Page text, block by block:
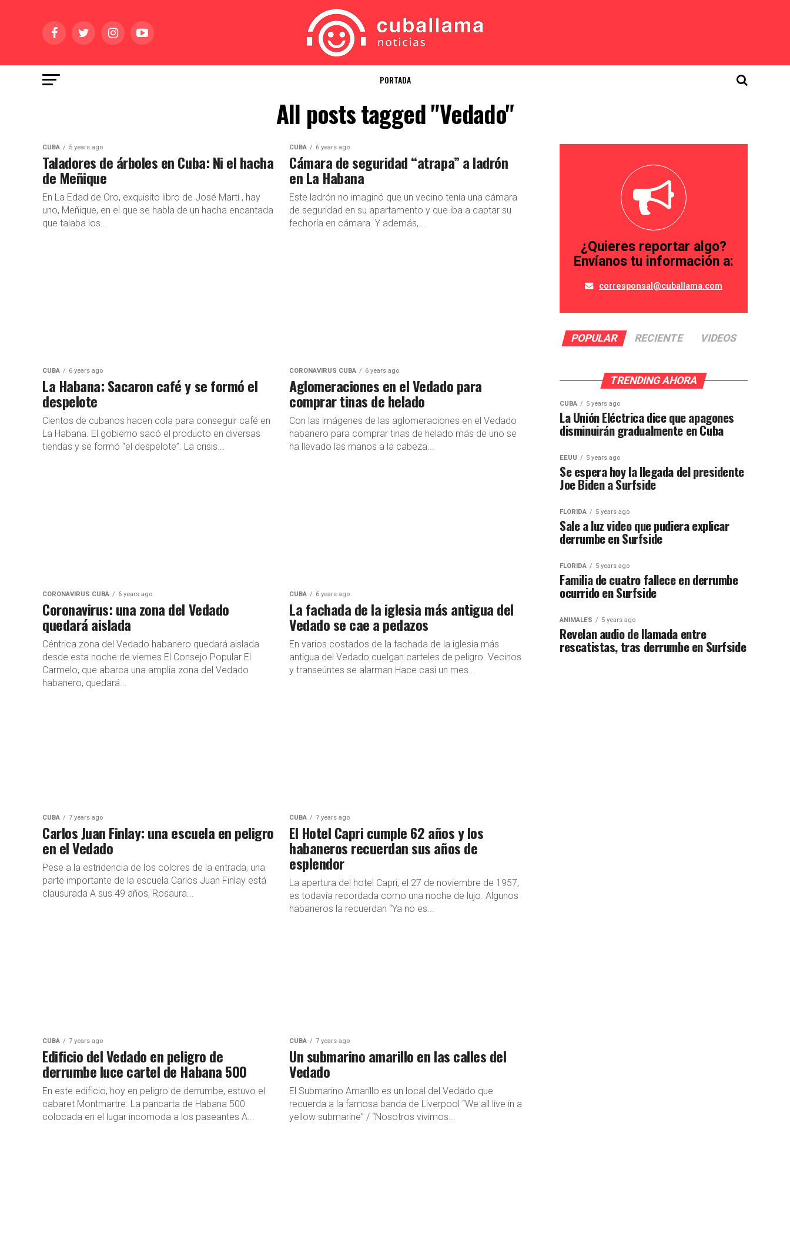
PORTADA
All posts tagged "Vedado"
CUBA 5 years ago
Taladores de árboles en Cuba: Ni el hacha
de Meñique
En La Edad de Oro, exquisito libro de José Martí , hay
uno, Meñique, en el que se habla de un hacha encantada
que talaba los...
CUBA 6 years ago
Cámara de seguridad “atrapa” a ladrón
en La Habana
Este ladrón no imaginó que un vecino tenía una cámara
de seguridad en su apartamento y que iba a captar su
fechoría en cámara. Y además,...
CUBA 6 years ago
La Habana: Sacaron café y se formó el
despelote
Cientos de cubanos hacen cola para conseguir café en
La Habana. El gobierno sacó el producto en diversas
tiendas y se formó “el despelote”. La crisis...
CORONAVIRUS CUBA 6 years ago
Aglomeraciones en el Vedado para
comprar tinas de helado
Con las imágenes de las aglomeraciones en el Vedado
habanero para comprar tinas de helado más de uno se
ha llevado las manos a la cabeza...
CORONAVIRUS CUBA 6 years ago
Coronavirus: una zona del Vedado
quedará aislada
Céntrica zona del Vedado habanero quedará aislada
desde esta noche de viernes El Consejo Popular El
Carmelo, que abarca una amplia zona del Vedado
habanero, quedará...
CUBA 6 years ago
La fachada de la iglesia más antigua del
Vedado se cae a pedazos
En varios costados de la fachada de la iglesia más
antigua del Vedado cuelgan carteles de peligro. Vecinos
y transeúntes se alarman Hace casi un mes...
CUBA 7 years ago
Carlos Juan Finlay: una escuela en peligro
en el Vedado
Pese a la estridencia de los colores de la entrada, una
parte importante de la escuela Carlos Juan Finlay está
clausurada A sus 49 años, Rosaura...
CUBA 7 years ago
El Hotel Capri cumple 62 años y los
habaneros recuerdan sus años de
esplendor
La apertura del hotel Capri, el 27 de noviembre de 1957,
es todavía recordada como una noche de lujo. Algunos
habaneros la recuerdan “Ya no es...
CUBA 7 years ago
Edificio del Vedado en peligro de
derrumbe luce cartel de Habana 500
En este edificio, hoy en peligro de derrumbe, estuvo el
cabaret Montmartre. La pancarta de Habana 500
colocada en el lugar incomoda a los paseantes A...
CUBA 7 years ago
Un submarino amarillo en las calles del
Vedado
El Submarino Amarillo es un local del Vedado que
recuerda a la famosa banda de Liverpool “We all live in a
yellow submarine” / “Nosotros vivimos...
¿Quieres reportar algo?
Envíanos tu información a:
corresponsal@cuballama.com
POPULAR RECIENTE VIDEOS
TRENDING AHORA
CUBA 5 years ago
La Unión Eléctrica dice que apagones
disminuirán gradualmente en Cuba
EEUU 5 years ago
Se espera hoy la llegada del presidente
Joe Biden a Surfside
FLORIDA 5 years ago
Sale a luz video que pudiera explicar
derrumbe en Surfside
FLORIDA 5 years ago
Familia de cuatro fallece en derrumbe
ocurrido en Surfside
ANIMALES 5 years ago
Revelan audio de llamada entre
rescatistas, tras derrumbe en Surfside